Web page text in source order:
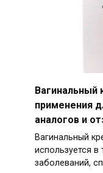
Вагинальный
применения
аналогов и
Вагинальный
используется в
заболеваний,